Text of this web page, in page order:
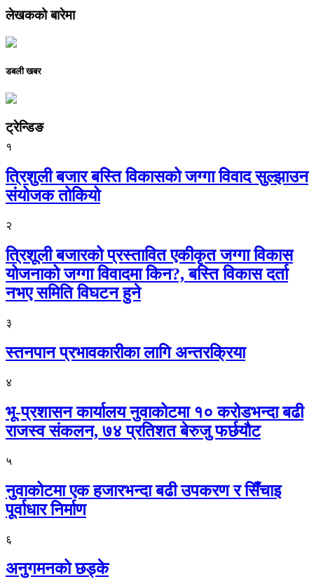
लेखकको बारेमा
डबली खबर
ट्रेन्डिङ
१
त्रिशुली बजार बस्ति विकासको जग्गा विवाद सुल्झाउन
संयोजक तोकियो
२
त्रिशूली बजारको प्रस्तावित एकीकृत जग्गा विकास
योजनाको जग्गा विवादमा किन?, बस्ति विकास दर्ता
नभए समिति विघटन हुने
३
स्तनपान प्रभावकारीका लागि अन्तरक्रिया
४
भू-प्रशासन कार्यालय नुवाकोटमा १० करोडभन्दा बढी
राजस्व संकलन, ७४ प्रतिशत बेरुजु फर्छयौट
५
नुवाकोटमा एक हजारभन्दा बढी उपकरण र सिँचाइ
पूर्वाधार निर्माण
६
अनुगमनको छड्के